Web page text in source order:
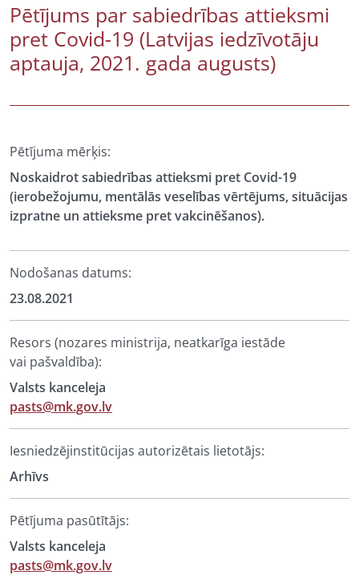
Pētījums par sabiedrības attieksmi
pret Covid-19 (Latvijas iedzīvotāju
aptauja, 2021. gada augusts)
Pētījuma mērķis:
Noskaidrot sabiedrības attieksmi pret Covid-19
(ierobežojumu, mentālās veselības vērtējums, situācijas
izpratne un attieksme pret vakcinēšanos).
Nodošanas datums:
23.08.2021
Resors (nozares ministrija, neatkarīga iestāde
vai pašvaldība):
Valsts kanceleja
pasts@mk.gov.lv
Iesniedzējinstitūcijas autorizētais lietotājs:
Arhīvs
Pētījuma pasūtītājs:
Valsts kanceleja
pasts@mk.gov.lv